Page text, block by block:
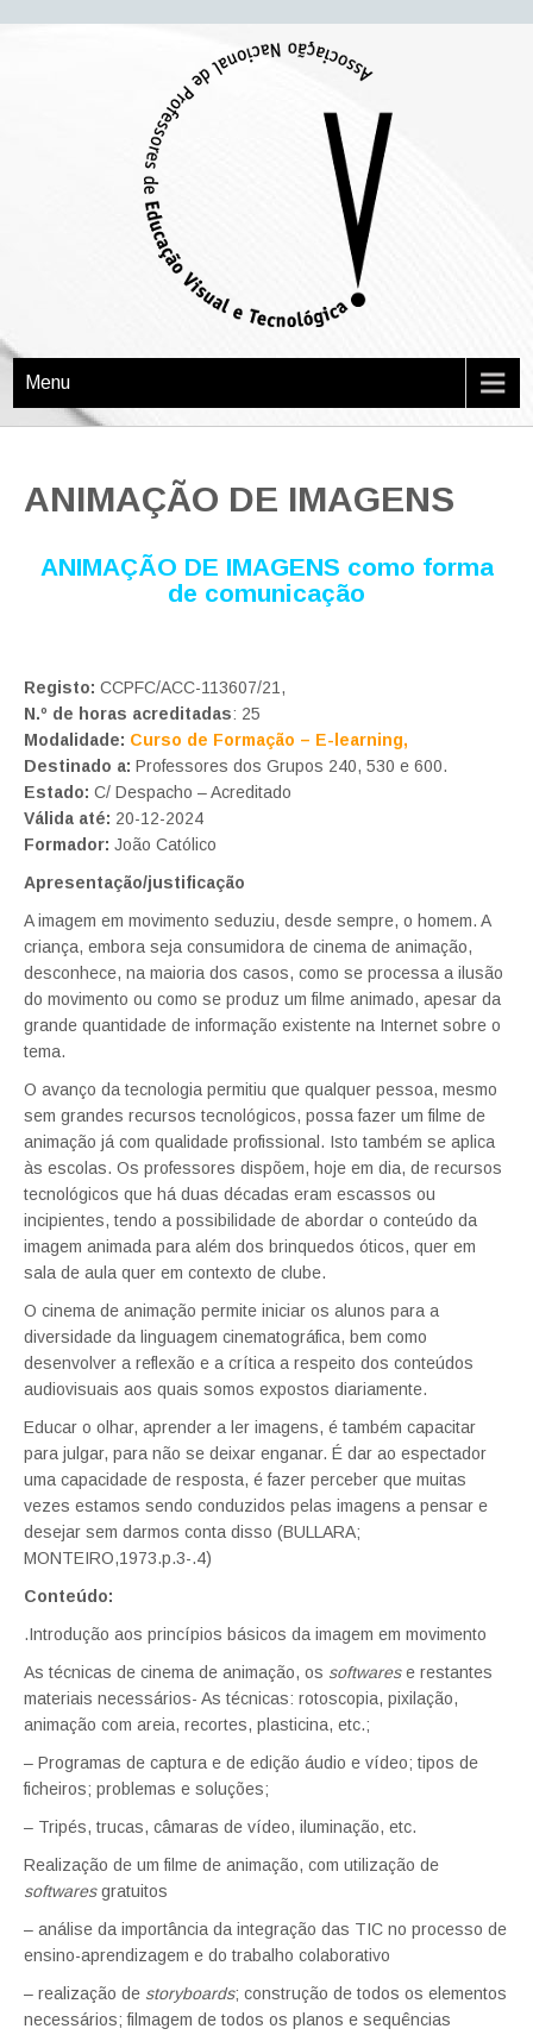
APEVT
Associação Nacional de Professores de Educação Visual e Tecnológica
Menu
ANIMAÇÃO DE IMAGENS
ANIMAÇÃO DE IMAGENS como forma
de comunicação
Registo: CCPFC/ACC-113607/21,
N.º de horas acreditadas: 25
Modalidade: Curso de Formação – E-learning,
Destinado a: Professores dos Grupos 240, 530 e 600.
Estado: C/ Despacho – Acreditado
Válida até: 20-12-2024
Formador: João Católico
Apresentação/justificação
A imagem em movimento seduziu, desde sempre, o homem. A
criança, embora seja consumidora de cinema de animação,
desconhece, na maioria dos casos, como se processa a ilusão
do movimento ou como se produz um filme animado, apesar da
grande quantidade de informação existente na Internet sobre o
tema.
O avanço da tecnologia permitiu que qualquer pessoa, mesmo
sem grandes recursos tecnológicos, possa fazer um filme de
animação já com qualidade profissional. Isto também se aplica
às escolas. Os professores dispõem, hoje em dia, de recursos
tecnológicos que há duas décadas eram escassos ou
incipientes, tendo a possibilidade de abordar o conteúdo da
imagem animada para além dos brinquedos óticos, quer em
sala de aula quer em contexto de clube.
O cinema de animação permite iniciar os alunos para a
diversidade da linguagem cinematográfica, bem como
desenvolver a reflexão e a crítica a respeito dos conteúdos
audiovisuais aos quais somos expostos diariamente.
Educar o olhar, aprender a ler imagens, é também capacitar
para julgar, para não se deixar enganar. É dar ao espectador
uma capacidade de resposta, é fazer perceber que muitas
vezes estamos sendo conduzidos pelas imagens a pensar e
desejar sem darmos conta disso (BULLARA;
MONTEIRO,1973.p.3-.4)
Conteúdo:
.Introdução aos princípios básicos da imagem em movimento
As técnicas de cinema de animação, os softwarese restantes
materiais necessários- As técnicas: rotoscopia, pixilação,
animação com areia, recortes, plasticina, etc.;
– Programas de captura e de edição áudio e vídeo; tipos de
ficheiros; problemas e soluções;
– Tripés, trucas, câmaras de vídeo, iluminação, etc.
Realização de um filme de animação, com utilização de
softwaresgratuitos
– análise da importância da integração das TIC no processo de
ensino-aprendizagem e do trabalho colaborativo
– realização de storyboards; construção de todos os elementos
necessários; filmagem de todos os planos e sequências